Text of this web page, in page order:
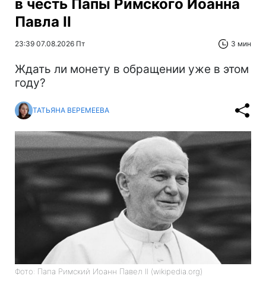
в честь Папы Римского Иоанна
Павла II
23:39 07.08.2026 Пт 3 мин
Ждать ли монету в обращении уже в этом
году?
ТАТЬЯНА ВЕРЕМЕЕВА
Фото: Папа Римский Иоанн Павел II (wikipedia.org)